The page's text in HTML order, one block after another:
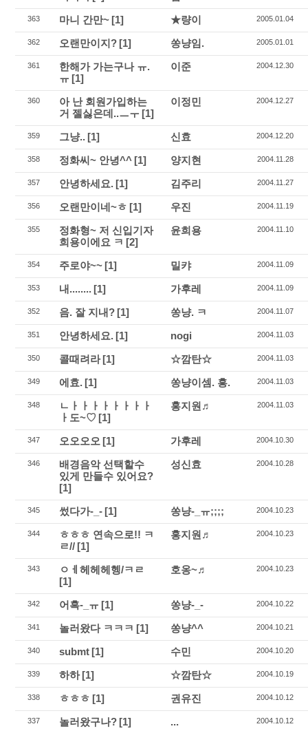
363 마니 간만~ [1] ★량이 2005.01.04
362 오랜만이지? [1] 쏭냥임. 2005.01.01
361
한해가 가는구나 ㅠ.
ㅠ [1]
이준 2004.12.30
360
아 난 회원가입하는
거 젤싫은데..ㅡㅜ [1]
이정민 2004.12.27
359 그냥.. [1] 신효 2004.12.20
358 정화씨~ 안녕^^ [1] 양지현 2004.11.28
357 안녕하세요. [1] 김주리 2004.11.27
356 오랜만이네~ㅎ [1] 우진 2004.11.19
355
정화형~ 저 신입기자
희용이에요 ㅋ [2]
윤희용 2004.11.10
354 주로야~~ [1] 밀캬 2004.11.09
353 내........ [1] 가후레 2004.11.09
352 음. 잘 지내? [1] 쏭냥. ㅋ 2004.11.07
351 안녕하세요. [1] nogi 2004.11.03
350 콜때려라[1] ☆깜탄☆ 2004.11.03
349 에효. [1] 쏭냥이셈. 흥. 2004.11.03
348
ㄴㅏㅏㅏㅏㅏㅏㅏㅏ
ㅏ도~♡ [1]
홍지원♬ 2004.11.03
347 오오오오 [1] 가후레 2004.10.30
346
배경음악 선택할수
있게 만들수 있어요?
[1]
성신효 2004.10.28
345 썼다가-_- [1] 쏭냥-_ㅠ;;;; 2004.10.23
344
ㅎㅎㅎ 연속으로!! ㅋ
ㄹ// [1]
홍지원♬ 2004.10.23
343
ㅇㅔ헤헤헤헹/ㅋㄹ
[1]
호옹~♬ 2004.10.23
342 어흑-_ㅠ [1] 쏭냥-_- 2004.10.22
341 놀러왔다 ㅋㅋㅋ [1] 쏭냥^^ 2004.10.21
340 submt [1] 수민 2004.10.20
339 하하[1] ☆깜탄☆ 2004.10.19
338 ㅎㅎㅎ [1] 권유진 2004.10.12
337 놀러왔구나? [1] ... 2004.10.12